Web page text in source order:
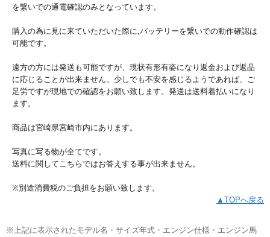
を繋いでの通電確認のみとなっています。
購入の為に見に来ていただいた際に,バッテリーを繋いでの動作確認は
可能です。
遠方の方には発送も可能ですが、現状有形有姿になり返金および返品
に応じることが出来ません。少しでも不安を感じるようであれば、ご
足労ですが現地での確認をお願い致します。発送は送料着払いになり
ます。
商品は宮崎県宮崎市内にあります。
写真に写る物が全てです。
送料に関してこちらではお答えする事が出来ません。
※別途消費税のご負担をお願い致します。
▲TOPへ戻る
※上記に表示されたモデル名・サイズ年式・エンジン仕様・エンジン馬